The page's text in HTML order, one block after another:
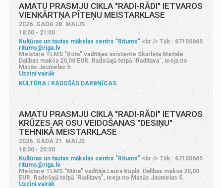
AMATU PRASMJU CIKLA "RADI-RĀDI" IETVAROS
VIENKĀRTŅA PĪTEŅU MEISTARKLASE
2026. GADA 28. MAIJS
18:00 - 21:00
Kultūras un tautas mākslas centrs "Ritums"<br /> Tālr.: 67105665
ritums@riga.lv
Meistare TLMS "Rota" vadītājas asistente Skarleta Mežale.
Dalības maksa 20,00 EUR. Radošajā telpā "Radītava", ieeja no
Mazās Jaunielas 5.
Uzzini vairāk
KULTŪRA
RADOŠĀS DARBNĪCAS
AMATU PRASMJU CIKLA "RADI-RĀDI" IETVAROS
KRŪZES AR OSU VEIDOŠANAS "DESIŅU"
TEHNIKĀ MEISTARKLASE
2026. GADA 21. MAIJS
18:00 - 20:00
Kultūras un tautas mākslas centrs "Ritums" <br /> Tālr.: 67105665
ritums@riga.lv
Meistare TLMS "Māra" vadītāja Laura Kuplā. Dalības maksa 20,00
EUR. Radošajā telpā "Radītava", ieeja no Mazās Jaunielas 5.
Uzzini vairāk